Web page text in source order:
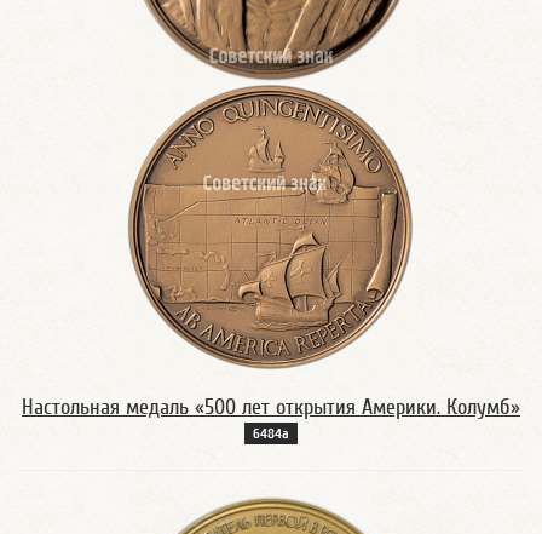
Настольная медаль «500 лет открытия Америки. Колумб»
6484а